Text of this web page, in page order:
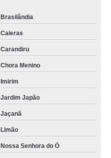
Brasilândia
Caieras
Carandiru
Chora Menino
Imirim
Jardim Japão
Jaçanã
Limão
Nossa Senhora do Ó